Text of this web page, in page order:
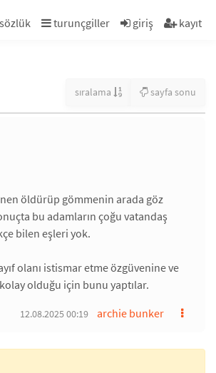
turunçgiller giriş kayıt
sıralama sayfa sonu
öldürüp gömmenin arada göz
bu adamların çoğu vatandaş
bilen eşleri yok.
olanı istismar etme özgüvenine ve
olduğu için bunu yaptılar.
archie bunker
12.08.2025 00:19